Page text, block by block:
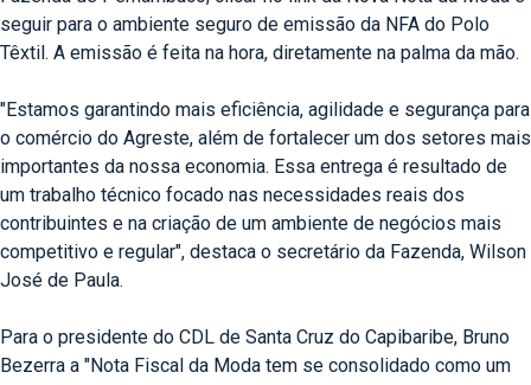
seguir para o ambiente seguro de emissão da NFA do Polo
Têxtil. A emissão é feita na hora, diretamente na palma da mão.
"Estamos garantindo mais eficiência, agilidade e segurança para
o comércio do Agreste, além de fortalecer um dos setores mais
importantes da nossa economia. Essa entrega é resultado de
um trabalho técnico focado nas necessidades reais dos
contribuintes e na criação de um ambiente de negócios mais
competitivo e regular", destaca o secretário da Fazenda, Wilson
José de Paula.
Para o presidente do CDL de Santa Cruz do Capibaribe, Bruno
Bezerra a "Nota Fiscal da Moda tem se consolidado como um